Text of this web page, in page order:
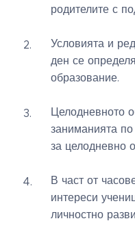
родителите с
Условията и
ден се
образование.
Целодневното
заниманията
за целодневно
В част от
интереси
личностно